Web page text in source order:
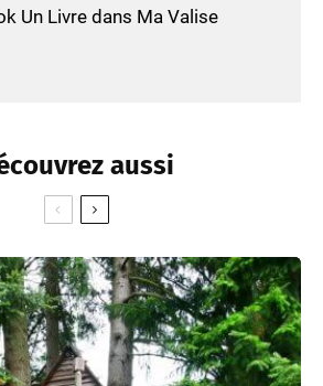
Un Livre dans Ma Valise
aussi